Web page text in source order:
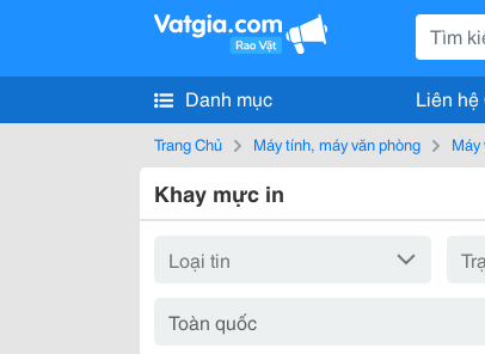
Danh mục Liên hệ
Trang Chủ Máy tính, máy văn phòng Máy
Khay mực in